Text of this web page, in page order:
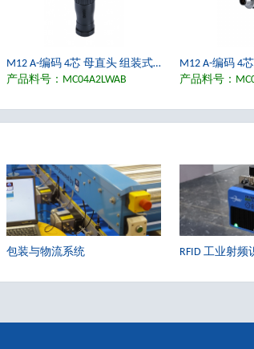
M12 A-编码 4芯 母直头 组装式活接头 螺丝接线端子 适用线径4.0-7.0mm, IP67
产品料号：MC04A2LWAB
产品料号：
包装与物流系统 RFID 工业射频